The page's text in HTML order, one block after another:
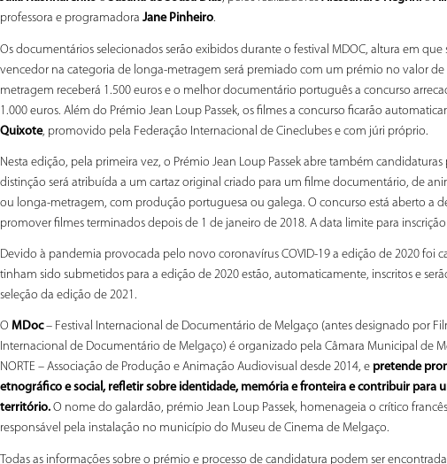
professora e programadora Jane Pinheiro.
Os documentários selecionados serão exibidos durante o festival MDOC, altura em que
vencedor na categoria de longa-metragem será premiado com um prémio no valor de
metragem receberá 1.500 euros e o melhor documentário português a concurso
1.000 euros. Além do Prémio Jean Loup Passek, os filmes a concurso ficarão
Quixote, promovido pela Federação Internacional de Cineclubes e com júri próprio.
Nesta edição, pela primeira vez, o Prémio Jean Loup Passek abre também candidaturas
distinção será atribuída a um cartaz original criado para um filme documentário, de
ou longa-metragem, com produção portuguesa ou galega. O concurso está aberto a
promover filmes terminados depois de 1 de janeiro de 2018. A data limite para
Devido à pandemia provocada pelo novo coronavírus COVID-19 a edição de 2020 foi
tinham sido submetidos para a edição de 2020 estão, automaticamente, inscritos e
seleção da edição de 2021.
O MDoc– Festival Internacional de Documentário de Melgaço (antes designado por
Internacional de Documentário de Melgaço) é organizado pela Câmara Municipal de
NORTE – Associação de Produção e Animação Audiovisual desde 2014, e pretende
etnográfico e social, refletir sobre identidade, memória e fronteira e contribuir para
território.O nome do galardão, prémio Jean Loup Passek, homenageia o crítico francês
responsável pela instalação no município do Museu de Cinema de Melgaço.
Todas as informações sobre o prémio e processo de candidatura podem ser